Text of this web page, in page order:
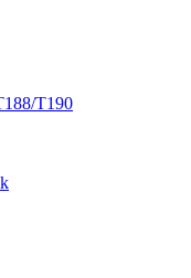
T190